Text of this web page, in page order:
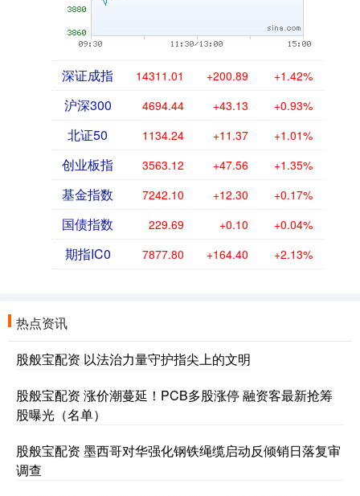
深证成指 14311.01 +200.89 +1.42%
沪深300 4694.44 +43.13 +0.93%
北证50 1134.24 +11.37 +1.01%
创业板指 3563.12 +47.56 +1.35%
基金指数 7242.10 +12.30 +0.17%
国债指数 229.69 +0.10 +0.04%
期指IC0 7877.80 +164.40 +2.13%
热点资讯
股般宝配资 以法治力量守护指尖上的文明
股般宝配资 涨价潮蔓延！PCB多股涨停 融资客最新抢筹
股曝光（名单）
股般宝配资 墨西哥对华强化钢铁绳缆启动反倾销日落复审
调查